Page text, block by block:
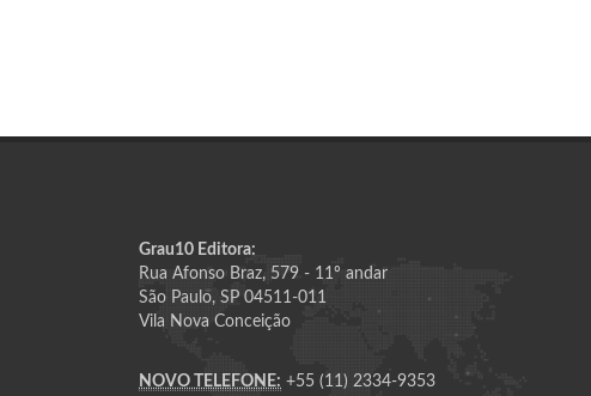
Grau10 Editora:
Rua Afonso Braz, 579 - 11º andar
São Paulo, SP 04511-011
Vila Nova Conceição
NOVO TELEFONE: +55 (11) 2334-9353